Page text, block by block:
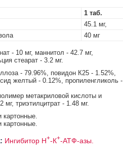
1 таб.
45.1 мг,
40 мг
- 10 мг, маннитол - 42.7 мг,
стеарат - 3.2 мг.
- 79.96%, повидон К25 - 1.52%,
желтый - 0.12%, пропиленгликоль -
метакриловой кислоты и
мг, триэтилцитрат - 1.48 мг.
картонные.
картонные.
Ингибитор Н+-К+-АТФ-азы.